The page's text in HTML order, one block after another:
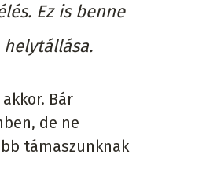
Ez is benne
helytállása.
Bár
de ne
támaszunknak